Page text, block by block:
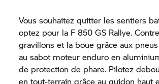
Vous souhaitez quitter les sentiers
optez pour la F 850 GS Rallye.
gravillons et la boue grâce aux
au sabot moteur enduro en
de protection de phare. Pilotez
en tout-terrain grâce au guidon haut